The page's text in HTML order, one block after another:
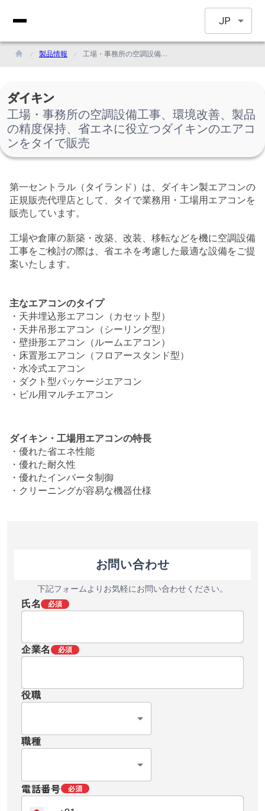
JP
製品情報 工場・事務所の空調設備工事、環境改善、製品の精度保持、省エネに役立つダイキンのエアコンをタイで販売
ダイキン
工場・事務所の空調設備工事、環境改善、製品
の精度保持、省エネに役立つダイキンのエアコ
ンをタイで販売
第一セントラル（タイランド）は、ダイキン製エアコンの
正規販売代理店として、タイで業務用・工場用エアコンを
販売しています。
工場や倉庫の新築・改築、改装、移転などを機に空調設備
工事をご検討の際は、省エネを考慮した最適な設備をご提
案いたします。
主なエアコンのタイプ
・天井埋込形エアコン（カセット型）
・天井吊形エアコン（シーリング型）
・壁掛形エアコン（ルームエアコン）
・床置形エアコン（フロアースタンド型）
・水冷式エアコン
・ダクト型パッケージエアコン
・ビル用マルチエアコン
ダイキン・工場用エアコンの特長
・優れた省エネ性能
・優れた耐久性
・優れたインバータ制御
・クリーニングが容易な機器仕様
お問い合わせ
下記フォームよりお気軽にお問い合わせください。
氏名 必須
企業名 必須
役職
職種
電話番号 必須